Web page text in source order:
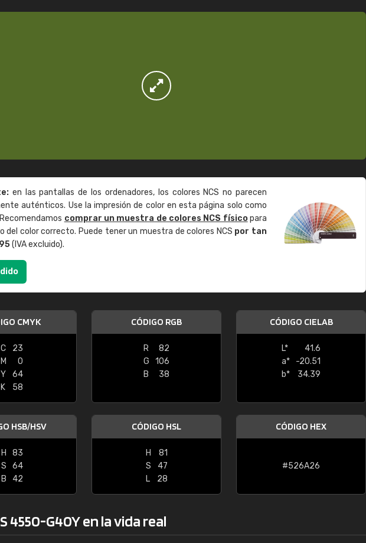
en las pantallas de los ordenadores, los colores NCS no parecen
auténticos. Use la impresión de color en esta página solo como
comprar un muestra de colores NCS físicopara
del color correcto. Puede tener un muestra de colores NCS por tan
(IVA excluido).
CMYK
C
23
M
0
Y
64
K
58
CÓDIGO RGB
R
82
G
106
B
38
CÓDIGO CIELAB
L*
41.6
a*
-20.51
b*
34.39
HSB/HSV
H
83
S
64
B
42
CÓDIGO HSL
H
81
S
47
L
28
CÓDIGO HEX
#526A26
4550-G40Y en la vida real
"Buen servicio. No obstante No es fácil
encontrar/comprar lo que se busca"